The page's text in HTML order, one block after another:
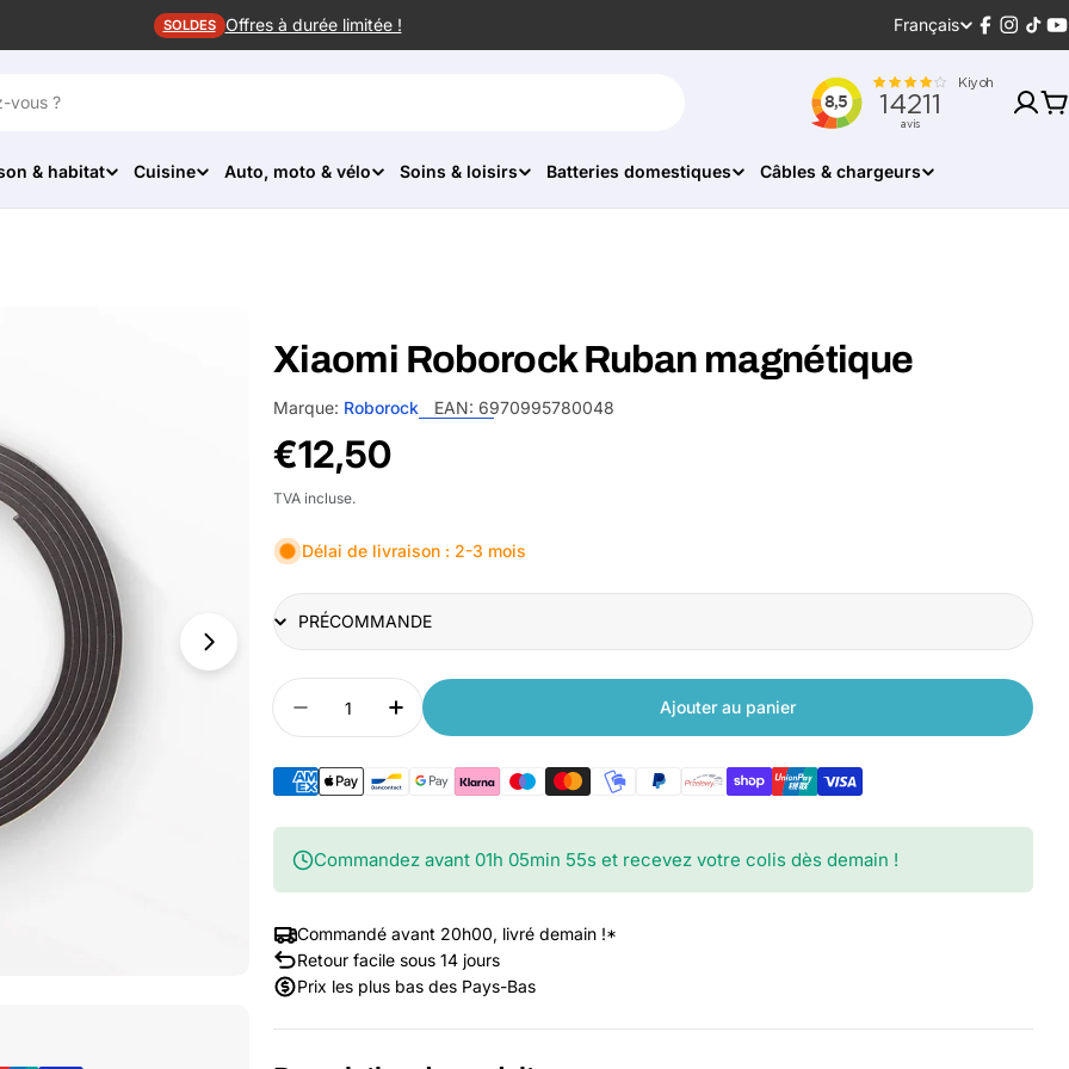
SOLDES Offres à durée limitée ! Langue
Français
Facebook
& habitat Cuisine Auto, moto & vélo Soins & loisirs Batteries domestiques Câbles & chargeurs
Ouvrir le média 1 dans une fenêtre
Xiaomi Roborock Ruban magnétique
Marque: Roborock EAN: 6970995780048
Prix
habituel
€12,50
TVA incluse.
Délai de livraison : 2-3 mois
Title
Quantité
Diminuer la quantité pour Xiaomi Roborock Ruban magnétique
Augmenter la quantité pour Xiaomi Roborock Ruban magnétique
Ajouter au panier
Commandez avant 01h 05min 54s et recevez votre colis dès demain !
Commandé avant 20h00, livré demain !*
Retour facile sous 14 jours
Prix les plus bas des Pays-Bas